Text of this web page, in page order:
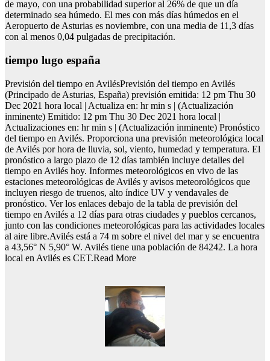
de mayo, con una probabilidad superior al 26% de que un día
determinado sea húmedo. El mes con más días húmedos en el
Aeropuerto de Asturias es noviembre, con una media de 11,3 días
con al menos 0,04 pulgadas de precipitación.
tiempo lugo españa
Previsión del tiempo en AvilésPrevisión del tiempo en Avilés
(Principado de Asturias, España) previsión emitida: 12 pm Thu 30
Dec 2021 hora local | Actualiza en: hr min s | (Actualización
inminente) Emitido: 12 pm Thu 30 Dec 2021 hora local |
Actualizaciones en: hr min s | (Actualización inminente) Pronóstico
del tiempo en Avilés. Proporciona una previsión meteorológica local
de Avilés por hora de lluvia, sol, viento, humedad y temperatura. El
pronóstico a largo plazo de 12 días también incluye detalles del
tiempo en Avilés hoy. Informes meteorológicos en vivo de las
estaciones meteorológicas de Avilés y avisos meteorológicos que
incluyen riesgo de truenos, alto índice UV y vendavales de
pronóstico. Ver los enlaces debajo de la tabla de previsión del
tiempo en Avilés a 12 días para otras ciudades y pueblos cercanos,
junto con las condiciones meteorológicas para las actividades locales
al aire libre.Avilés está a 74 m sobre el nivel del mar y se encuentra
a 43,56° N 5,90° W. Avilés tiene una población de 84242. La hora
local en Avilés es CET.Read More